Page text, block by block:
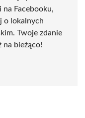
na Facebooku,
o lokalnych
Twoje zdanie
na bieżąco!